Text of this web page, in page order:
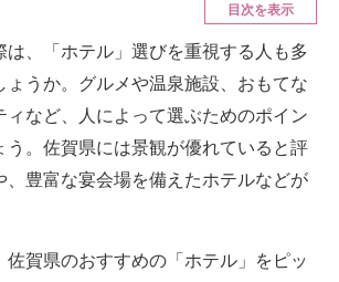
す
新トレンド
イスの未来
て選べる
のヒント
目次を表示
、「ホテル」選びを重視する人も多
ょうか。グルメや温泉施設、おもてな
ィなど、人によって選ぶためのポイン
う。佐賀県には景観が優れていると評
、豊富な宴会場を備えたホテルなどが
賀県のおすすめの「ホテル」をピッ